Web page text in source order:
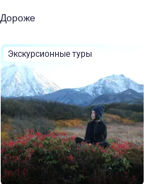
Дороже
Экскурсионные туры